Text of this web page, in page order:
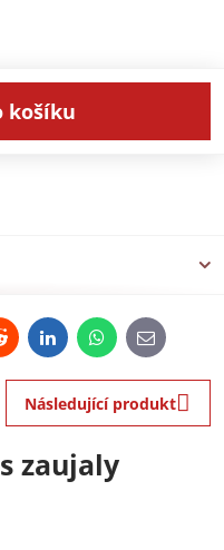
košíku
LinkedInWhatsApp
E-
mail
Následující produkt
zaujaly